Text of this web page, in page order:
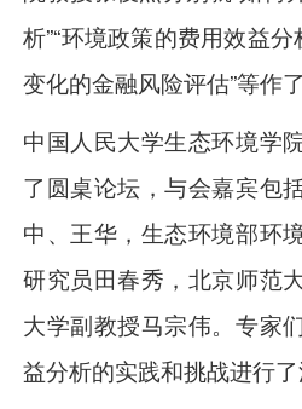
析”“环境政策的费用效益
变化的金融风险评估”等作
中国人民大学生态环境学
了圆桌论坛，与会嘉宾包
中、王华，生态环境部环
研究员田春秀，北京师范
大学副教授马宗伟。专家
益分析的实践和挑战进行了